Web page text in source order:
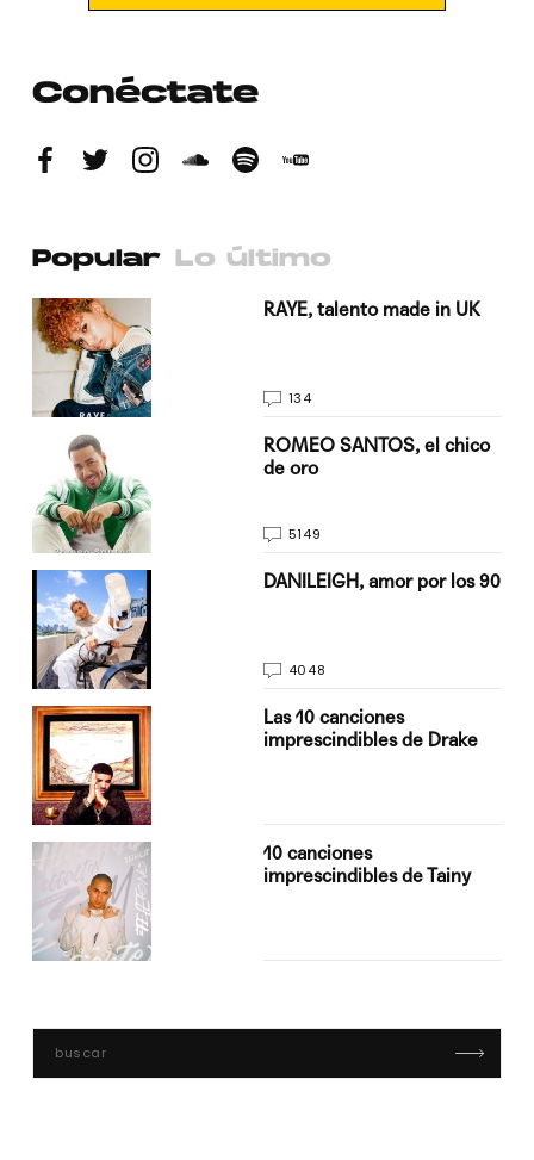
Conéctate
Popular Lo último
RAYE, talento made in UK
134
ROMEO SANTOS, el chico
de oro
5149
DANILEIGH, amor por los 90
4048
Las 10 canciones
imprescindibles de Drake
10 canciones
imprescindibles de Tainy